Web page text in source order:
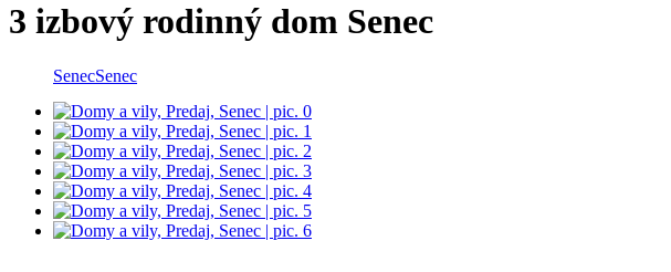
3 izbový rodinný dom Senec
SenecSenec